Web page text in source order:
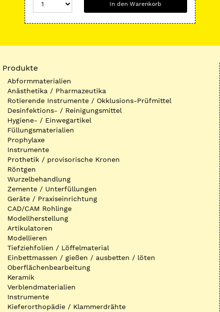
In den Warenkorb
Produkte
Abformmaterialien
Anästhetika / Pharmazeutika
Rotierende Instrumente / Okklusions-Prüfmittel
Desinfektions- / Reinigungsmittel
Hygiene- / Einwegartikel
Füllungsmaterialien
Prophylaxe
Instrumente
Prothetik / provisorische Kronen
Röntgen
Wurzelbehandlung
Zemente / Unterfüllungen
Geräte / Praxiseinrichtung
CAD/CAM Rohlinge
Modellherstellung
Artikulatoren
Modellieren
Tiefziehfolien / Löffelmaterial
Einbettmassen / gießen / ausbetten / löten
Oberflächenbearbeitung
Keramik
Verblendmaterialien
Instrumente
Kieferorthopädie / Klammerdrähte